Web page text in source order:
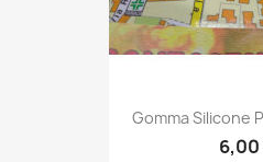
Gomma Silicone
6,00